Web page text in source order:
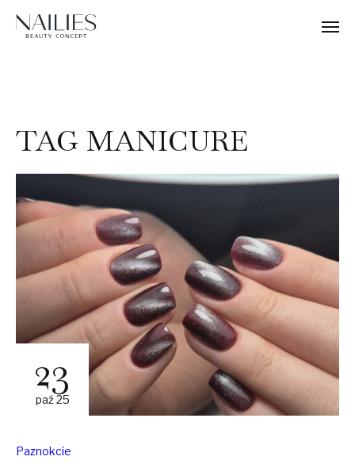
TAG MANICURE
23
paź 25
Paznokcie